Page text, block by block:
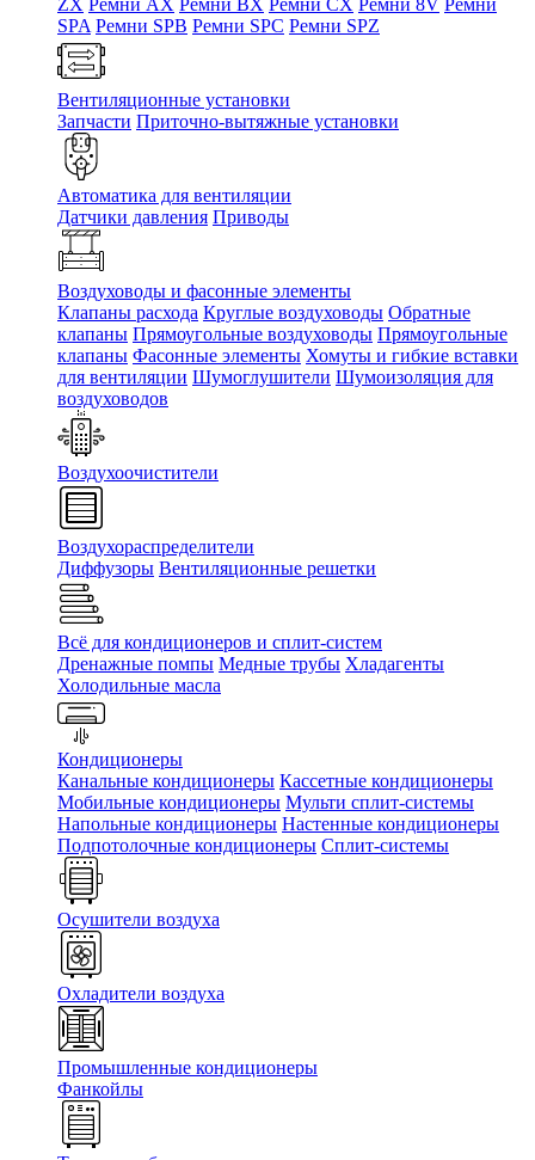
ZX Ремни AX Ремни BX Ремни CX Ремни 8V Ремни
SPA Ремни SPB Ремни SPC Ремни SPZ
Вентиляционные установки
Запчасти Приточно-вытяжные установки
Автоматика для вентиляции
Датчики давления Приводы
Воздуховоды и фасонные элементы
Клапаны расхода Круглые воздуховоды Обратные
клапаны Прямоугольные воздуховоды Прямоугольные
клапаны Фасонные элементы Хомуты и гибкие вставки
для вентиляции Шумоглушители Шумоизоляция для
воздуховодов
Воздухоочистители
Воздухораспределители
Диффузоры Вентиляционные решетки
Всё для кондиционеров и сплит-систем
Дренажные помпы Медные трубы Хладагенты
Холодильные масла
Кондиционеры
Канальные кондиционеры Кассетные кондиционеры
Мобильные кондиционеры Мульти сплит-системы
Напольные кондиционеры Настенные кондиционеры
Подпотолочные кондиционеры Сплит-системы
Осушители воздуха
Охладители воздуха
Промышленные кондиционеры
Фанкойлы